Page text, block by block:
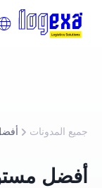
جميع المدونات
أفضل